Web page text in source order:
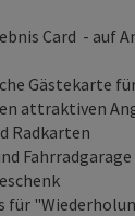
Card - auf
Gästekarte
attraktiven
Radkarten
Fahrradgarage
für